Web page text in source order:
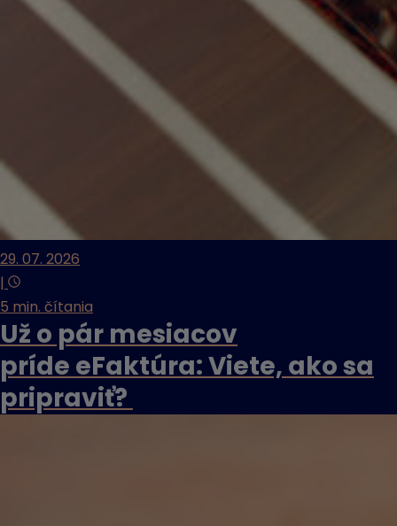
29. 07. 2026
|
5 min. čítania
Už o pár mesiacov
príde eFaktúra: Viete, ako sa
pripraviť?